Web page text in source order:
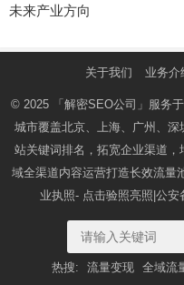
未来产业方向
关于我们 业务介
© 2025 「解密SEO公司」 服务
城市覆盖北京、上海、广州、
站关键词排名，拓宽企业渠道
域全渠道内容运营打造长效流量
业执照- 点击验照亮照 |公安
热搜: 流量变现 全域流